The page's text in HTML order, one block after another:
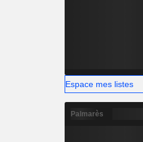
Espace mes listes
Palmarès